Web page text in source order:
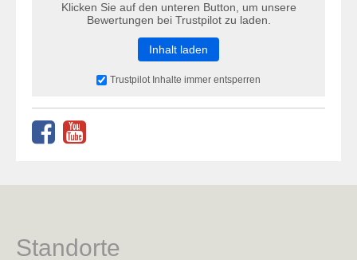
Klicken Sie auf den unteren Button, um unsere
Bewertungen bei Trustpilot zu laden.
Inhalt laden
Trustpilot Inhalte immer entsperren
Standorte